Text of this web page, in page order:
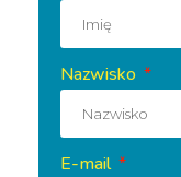
Nazwisko
E-mail